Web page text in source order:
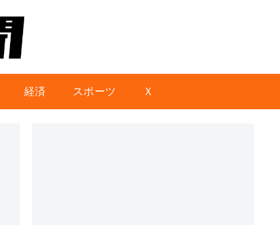
経済 スポーツ Ｘ